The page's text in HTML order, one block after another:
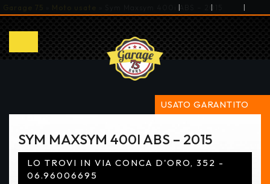
| | |
USATO GARANTITO
SYM MAXSYM 400I ABS – 2015
LO TROVI IN VIA CONCA D'ORO, 352 -
06.96006695